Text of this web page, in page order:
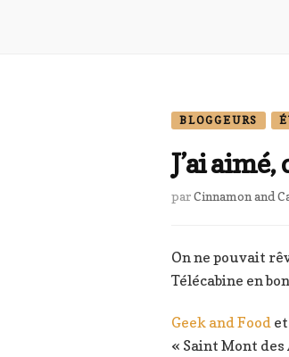
BLOGGEURS
J’ai
parCinnamon and
On ne pouvait
Télécabine en
Geek and Food
« Saint Mont